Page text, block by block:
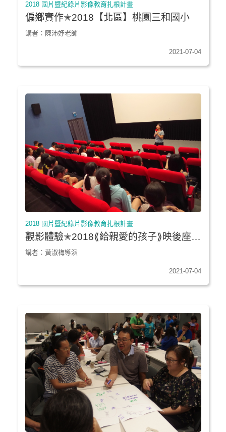
2018 國片暨紀錄片影像教育扎根計畫
偏鄉實作✭2018【北區】桃園三和國小
講者：陳沛妤老師
2021-07-04
2018 國片暨紀錄片影像教育扎根計畫
觀影體驗✭2018⟪給親愛的孩子⟫映後座談
｜大寮國小
講者：黃淑梅導演
2021-07-04